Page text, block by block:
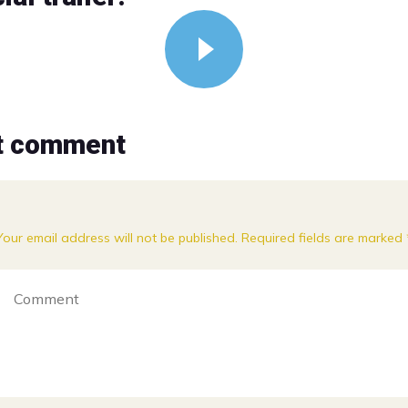
comment
email address will not be published. Required fields are marked